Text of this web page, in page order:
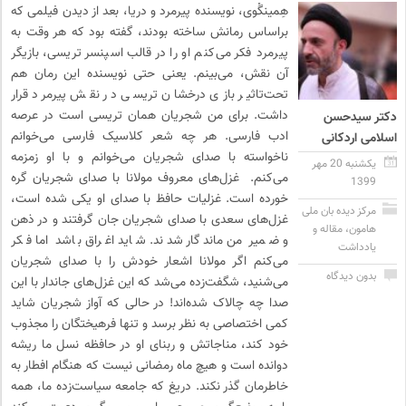
دکتر سیدحسن
اسلامی اردکانی
یکشنبه 20 مهر
1399
مرکز دیده بان ملی
هامون، مقاله و
یادداشت
بدون دیدگاه
هِمینگْوی، نویسنده پیرمرد و دریا، بعد از دیدن فیلمی که
براساس رمانش ساخته بودند، گفته بود که هر وقت به
پیرمرد فکر می‌کنم او را در قالب اسپنسر تریسی، بازیگر
آن نقش، می‌بینم. یعنی حتی نویسنده این رمان هم
تحت‌تاثیر بازی درخشان تریسی در نقش پیرمرد قرار
داشت. برای من شجریان همان تریسی است در عرصه
ادب فارسی. هر چه شعر کلاسیک فارسی می‌خوانم
ناخواسته با صدای شجریان می‌خوانم و با او زمزمه
می‌کنم. غزل‌های معروف مولانا با صدای شجریان گره
خورده است. غزلیات حافظ با صدای او یکی شده است،
غزل‌های سعدی با صدای شجریان جان گرفتند و در ذهن
و ضمیر من ماندگار شدند. شاید اغراق باشد اما فکر
می‌کنم اگر مولانا اشعار خودش را با صدای شجریان
می‌شنید، شگفت‌زده می‌شد که این غزل‌های جاندار با این
صدا چه چالاک شده‌اند! در حالی که آواز شجریان شاید
کمی اختصاصی به نظر برسد و تنها فرهیختگان را مجذوب
خود کند، مناجاتش و ربنای او در حافظه نسل ما ریشه
دوانده است و هیچ ماه رمضانی نیست که هنگام افطار به
خاطرمان گذر نکند. دریغ که جامعه سیاست‌زده ما، همه